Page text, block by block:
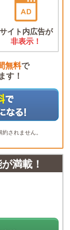
サイト内広告が
非表示！
無料で
す！
されません。
満載！